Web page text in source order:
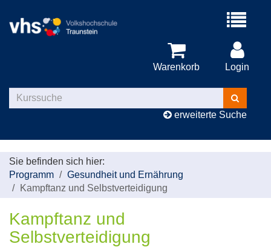
Menü
Warenkorb Login
Kurse
suchen
erweiterte Suche
Sie befinden sich hier:
Programm
Gesundheit und Ernährung
Kampftanz und Selbstverteidigung
Kampftanz und
Selbstverteidigung